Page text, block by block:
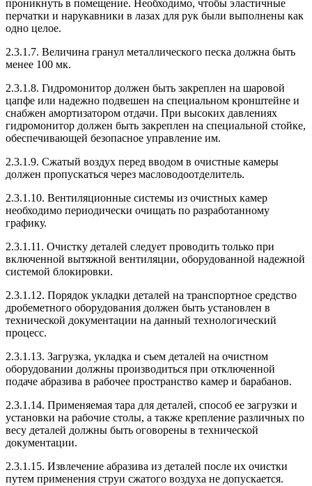
проникнуть в помещение. Необходимо, чтобы эластичные
перчатки и нарукавники в лазах для рук были выполнены как
одно целое.
2.3.1.7. Величина гранул металлического песка должна быть
менее 100 мк.
2.3.1.8. Гидромонитор должен быть закреплен на шаровой
цапфе или надежно подвешен на специальном кронштейне и
снабжен амортизатором отдачи. При высоких давлениях
гидромонитор должен быть закреплен на специальной стойке,
обеспечивающей безопасное управление им.
2.3.1.9. Сжатый воздух перед вводом в очистные камеры
должен пропускаться через масловодоотделитель.
2.3.1.10. Вентиляционные системы из очистных камер
необходимо периодически очищать по разработанному
графику.
2.3.1.11. Очистку деталей следует проводить только при
включенной вытяжной вентиляции, оборудованной надежной
системой блокировки.
2.3.1.12. Порядок укладки деталей на транспортное средство
дробеметного оборудования должен быть установлен в
технической документации на данный технологический
процесс.
2.3.1.13. Загрузка, укладка и съем деталей на очистном
оборудовании должны производиться при отключенной
подаче абразива в рабочее пространство камер и барабанов.
2.3.1.14. Применяемая тара для деталей, способ ее загрузки и
установки на рабочие столы, а также крепление различных по
весу деталей должны быть оговорены в технической
документации.
2.3.1.15. Извлечение абразива из деталей после их очистки
путем применения струи сжатого воздуха не допускается.